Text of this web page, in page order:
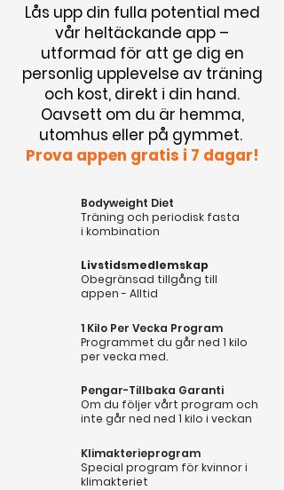
Lås upp din fulla potential med
vår heltäckande app –
utformad för att ge dig en
personlig upplevelse av träning
och kost, direkt i din hand.
Oavsett om du är hemma,
utomhus eller på gymmet.
Prova appen gratis i 7 dagar!
Bodyweight Diet
Träning och periodisk fasta
i kombination
Livstidsmedlemskap
Obegränsad tillgång till
appen - Alltid
1 Kilo Per Vecka Program
Programmet du går ned 1 kilo
per vecka med.
Pengar-Tillbaka Garanti
Om du följer vårt program och
inte går ned ned 1 kilo i veckan
Klimakterieprogram
Special program för kvinnor i
klimakteriet